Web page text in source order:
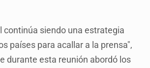
continúa siendo una estrategia
países para acallar a la prensa",
durante esta reunión abordó los